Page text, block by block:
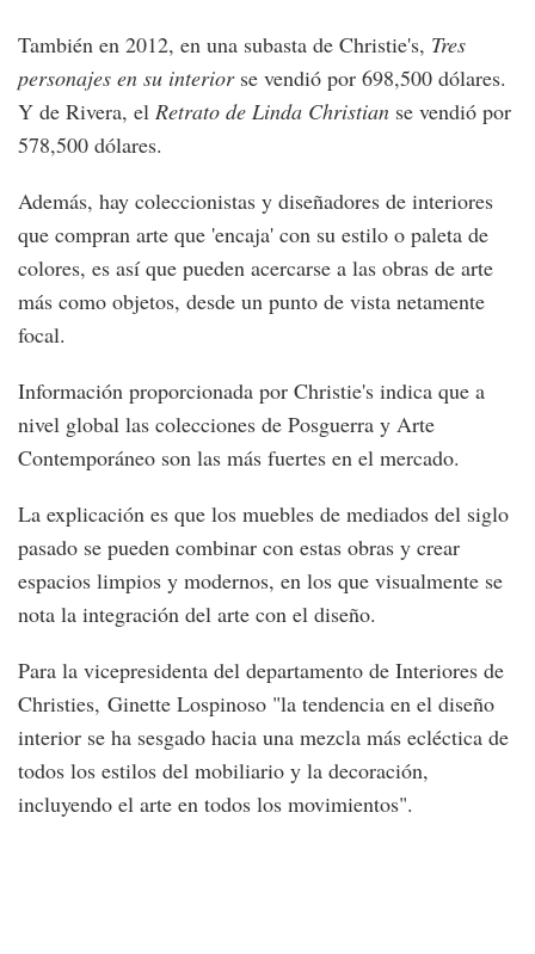
También en 2012, en una subasta de Christie's, Tres
personajes en su interiorse vendió por 698,500 dólares.
Y de Rivera, el Retrato de Linda Christian se vendió por
578,500 dólares.
Además, hay coleccionistas y diseñadores de interiores
que compran arte que 'encaja' con su estilo o paleta de
colores, es así que pueden acercarse a las obras de arte
más como objetos, desde un punto de vista netamente
focal.
Información proporcionada por Christie's indica que a
nivel global las colecciones de Posguerra y Arte
Contemporáneo son las más fuertes en el mercado.
La explicación es que los muebles de mediados del siglo
pasado se pueden combinar con estas obras y crear
espacios limpios y modernos, en los que visualmente se
nota la integración del arte con el diseño.
Para la vicepresidenta del departamento de Interiores de
Christies, Ginette Lospinoso "la tendencia en el diseño
interior se ha sesgado hacia una mezcla más ecléctica de
todos los estilos del mobiliario y la decoración,
incluyendo el arte en todos los movimientos".